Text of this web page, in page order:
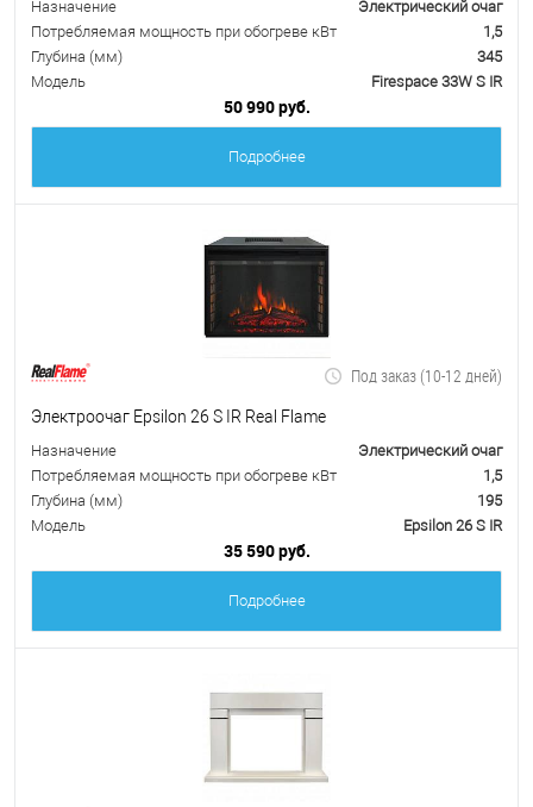
Назначение
Электрический очаг
Потребляемая мощность при обогреве кВт
1,5
Глубина (мм)
345
Модель
Firespace 33W S IR
50 990 руб.
Подробнее
Под заказ (10-12 дней)
Электроочаг Epsilon 26 S IR Real Flame
Назначение
Электрический очаг
Потребляемая мощность при обогреве кВт
1,5
Глубина (мм)
195
Модель
Epsilon 26 S IR
35 590 руб.
Подробнее